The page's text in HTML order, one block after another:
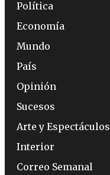
Política
Economía
Mundo
País
Opinión
Sucesos
Arte y Espectáculos
Interior
Correo Semanal